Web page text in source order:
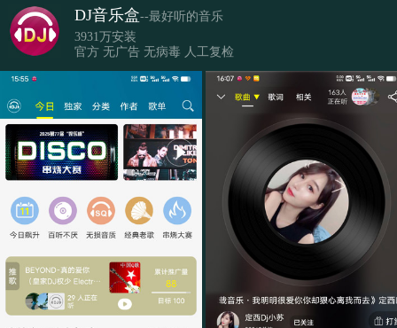
DJ音乐盒--最好听的音乐
3931万安装
官方 无广告 无病毒 人工复检